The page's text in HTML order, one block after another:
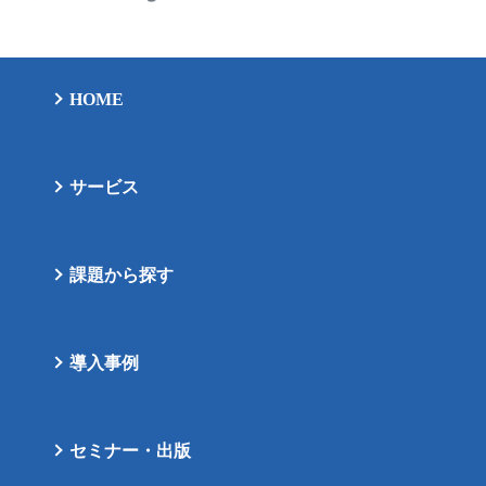
HOME
サービス
課題から探す
導入事例
セミナー・出版